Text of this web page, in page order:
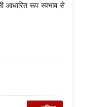
आधारित रूप स्वभाव से